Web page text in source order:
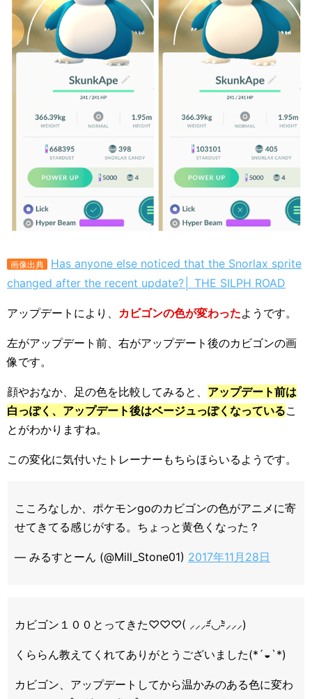
画像出典
Has anyone else noticed that the Snorlax sprite
changed after the recent update?│ THE SILPH ROAD
アップデートにより、 カビゴンの色が変わったようです。
左がアップデート前、右がアップデート後のカビゴンの画
像です。
顔やおなか、足の色を比較してみると、 アップデート前は
白っぽく、アップデート後はベージュっぽくなっているこ
とがわかりますね。
この変化に気付いたトレーナーもちらほらいるようです。
こころなしか、ポケモンgoのカビゴンの色がアニメに寄
せてきてる感じがする。ちょっと黄色くなった？
— みるすとーん (@Mill_Stone01) 2017年11月28日
カビゴン１００とってきた♡♡♡( ⸝⸝⸝⁼̴́◡⁼̴̀⸝⸝⸝)
くららん教えてくれてありがとうございました(*´◒`*)
カビゴン、アップデートしてから温かみのある色に変わ